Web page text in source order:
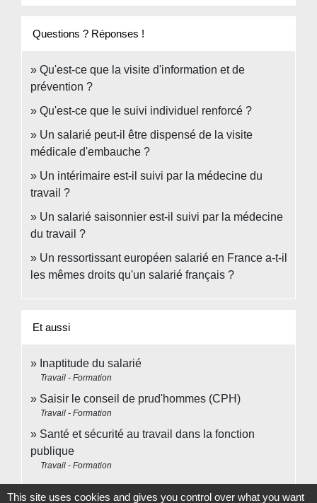
Questions ? Réponses !
Qu'est-ce que la visite d'information et de
prévention ?
Qu'est-ce que le suivi individuel renforcé ?
Un salarié peut-il être dispensé de la visite
médicale d'embauche ?
Un intérimaire est-il suivi par la médecine du
travail ?
Un salarié saisonnier est-il suivi par la médecine
du travail ?
Un ressortissant européen salarié en France a-t-il
les mêmes droits qu'un salarié français ?
Et aussi
Inaptitude du salarié
Travail - Formation
Saisir le conseil de prud'hommes (CPH)
Travail - Formation
Santé et sécurité au travail dans la fonction
publique
Travail - Formation
This site uses cookies and gives you control over what you want